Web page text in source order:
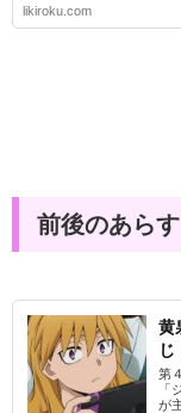
likiroku.com
前後のあら
黄
第
「
が